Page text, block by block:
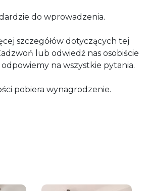
do wprowadzenia.
szczegółów dotyczących tej
lub odwiedź nas osobiście
na wszystkie pytania.
pobiera wynagrodzenie.